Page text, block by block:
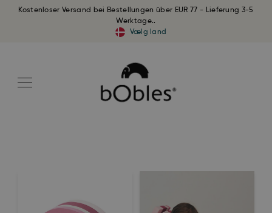
Kostenloser Versand bei Bestellungen über EUR 77 - Lieferung 3-5
Werktage..
Vælg land